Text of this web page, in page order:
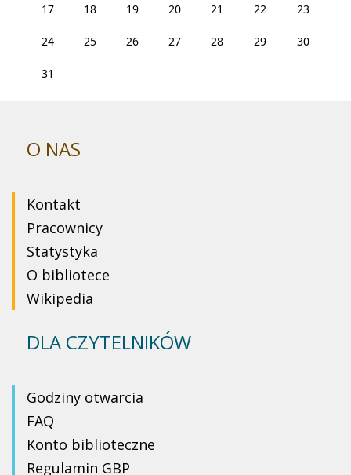
17 18 19 20 21 22 23
24 25 26 27 28 29 30
31
O NAS
Kontakt
Pracownicy
Statystyka
O bibliotece
Wikipedia
DLA CZYTELNIKÓW
Godziny otwarcia
FAQ
Konto biblioteczne
Regulamin GBP